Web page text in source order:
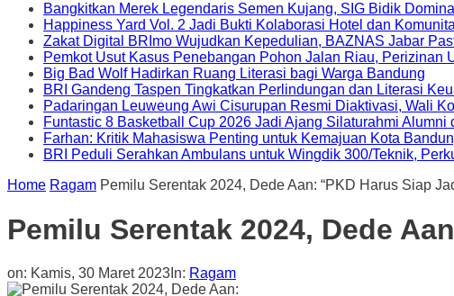
Bangkitkan Merek Legendaris Semen Kujang, SIG Bidik
Happiness Yard Vol. 2 Jadi Bukti Kolaborasi Hotel dan
Zakat Digital BRImo Wujudkan Kepedulian, BAZNAS Jabar
Pemkot Usut Kasus Penebangan Pohon Jalan Riau, Perizinan
Big Bad Wolf Hadirkan Ruang Literasi bagi Warga Bandung
BRI Gandeng Taspen Tingkatkan Perlindungan dan Literasi
Padaringan Leuweung Awi Cisurupan Resmi Diaktivasi, Wali
Funtastic 8 Basketball Cup 2026 Jadi Ajang Silaturahmi Alumni
Farhan: Kritik Mahasiswa Penting untuk Kemajuan Kota
BRI Peduli Serahkan Ambulans untuk Wingdik 300/Teknik,
Home Ragam Pemilu Serentak 2024, Dede Aan: “PKD Harus Siap
Pemilu Serentak 2024, Dede
on: Kamis, 30 Maret 2023 In: Ragam